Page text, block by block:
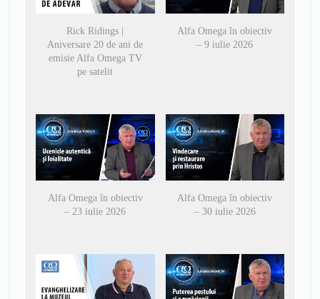
Rick Ridings |
Aniversare 20 de ani de
emisie Alfa Omega TV
pe satelit
Alfa Omega în obiectiv
– 9 iulie 2026
Alfa Omega în obiectiv
– 23 iulie 2026
Alfa Omega în obiectiv
– 30 iulie 2026